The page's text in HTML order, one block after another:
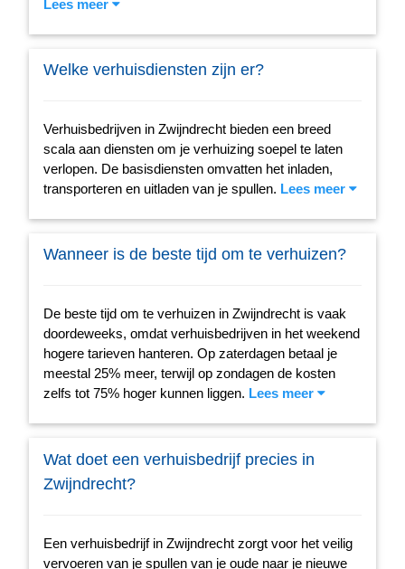
Lees meer
Welke verhuisdiensten zijn er?
Verhuisbedrijven in Zwijndrecht bieden een breed
scala aan diensten om je verhuizing soepel te laten
verlopen. De basisdiensten omvatten het inladen,
transporteren en uitladen van je spullen. Lees meer
Wanneer is de beste tijd om te verhuizen?
De beste tijd om te verhuizen in Zwijndrecht is vaak
doordeweeks, omdat verhuisbedrijven in het weekend
hogere tarieven hanteren. Op zaterdagen betaal je
meestal 25% meer, terwijl op zondagen de kosten
zelfs tot 75% hoger kunnen liggen. Lees meer
Wat doet een verhuisbedrijf precies in
Zwijndrecht?
Een verhuisbedrijf in Zwijndrecht zorgt voor het veilig
vervoeren van je spullen van je oude naar je nieuwe